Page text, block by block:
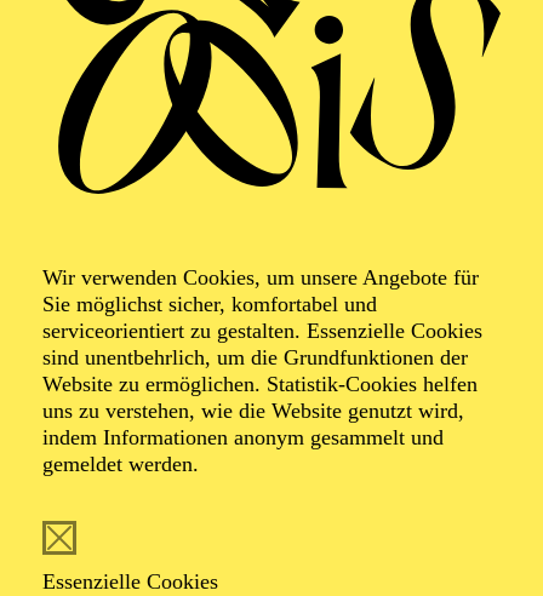
Wir verwenden Cookies, um unsere Angebote für
Sie möglichst sicher, komfortabel und
serviceorientiert zu gestalten. Essenzielle Cookies
sind unentbehrlich, um die Grundfunktionen der
Website zu ermöglichen. Statistik-Cookies helfen
uns zu verstehen, wie die Website genutzt wird,
indem Informationen anonym gesammelt und
gemeldet werden.
Essenzielle Cookies
Michael Wollny Solo
„Winterreise“